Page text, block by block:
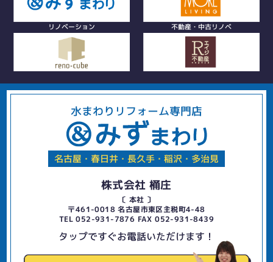
リノベーション 不動産・中古リノベ
水まわりリフォーム専門店
名古屋・春日井・長久手・稲沢・多治見
株式会社 桶庄
〔 本社 〕
〒461-0018 名古屋市東区主税町4-48
TEL 052-931-7876 FAX 052-931-8439
タップですぐお電話いただけます！